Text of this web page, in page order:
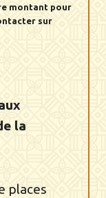
montant pour
sur
la
places